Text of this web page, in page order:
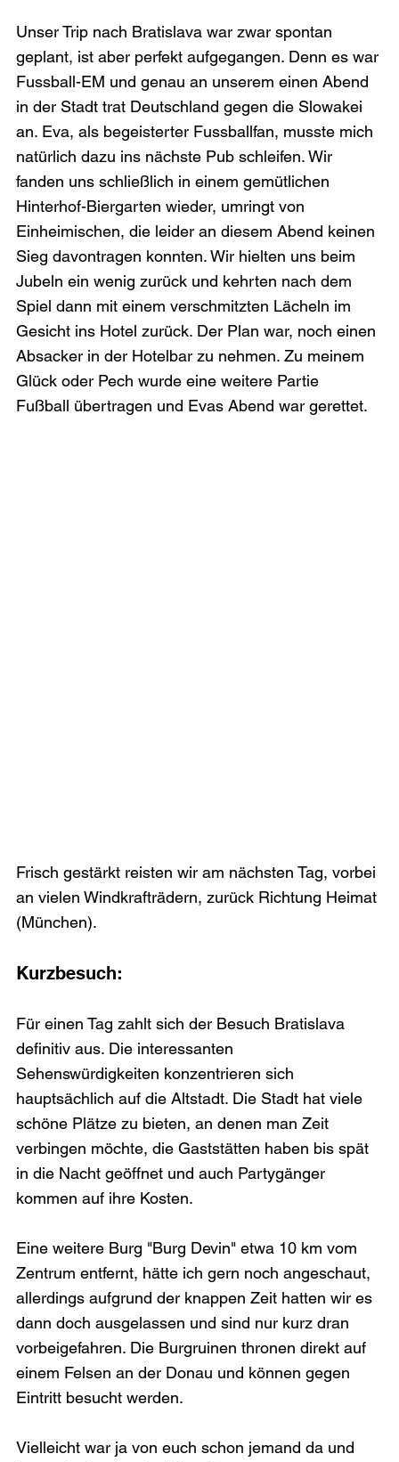
Unser Trip nach Bratislava war zwar spontan
geplant, ist aber perfekt aufgegangen. Denn es war
Fussball-EM und genau an unserem einen Abend
in der Stadt trat Deutschland gegen die Slowakei
an. Eva, als begeisterter Fussballfan, musste mich
natürlich dazu ins nächste Pub schleifen. Wir
fanden uns schließlich in einem gemütlichen
Hinterhof-Biergarten wieder, umringt von
Einheimischen, die leider an diesem Abend keinen
Sieg davontragen konnten. Wir hielten uns beim
Jubeln ein wenig zurück und kehrten nach dem
Spiel dann mit einem verschmitzten Lächeln im
Gesicht ins Hotel zurück. Der Plan war, noch einen
Absacker in der Hotelbar zu nehmen. Zu meinem
Glück oder Pech wurde eine weitere Partie
Fußball übertragen und Evas Abend war gerettet.
Frisch gestärkt reisten wir am nächsten Tag, vorbei
an vielen Windkrafträdern, zurück Richtung Heimat
(München).
Kurzbesuch:
Für einen Tag zahlt sich der Besuch Bratislava
definitiv aus. Die interessanten
Sehenswürdigkeiten konzentrieren sich
hauptsächlich auf die Altstadt. Die Stadt hat viele
schöne Plätze zu bieten, an denen man Zeit
verbingen möchte, die Gaststätten haben bis spät
in die Nacht geöffnet und auch Partygänger
kommen auf ihre Kosten.
Eine weitere Burg "Burg Devin" etwa 10 km vom
Zentrum entfernt, hätte ich gern noch angeschaut,
allerdings aufgrund der knappen Zeit hatten wir es
dann doch ausgelassen und sind nur kurz dran
vorbeigefahren. Die Burgruinen thronen direkt auf
einem Felsen an der Donau und können gegen
Eintritt besucht werden.
Vielleicht war ja von euch schon jemand da und